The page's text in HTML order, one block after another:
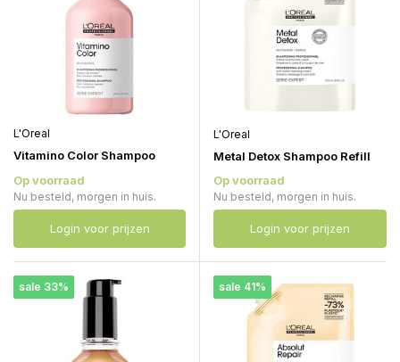
L'Oreal
Vitamino Color Shampoo
Op voorraad
Nu besteld, morgen in huis.
Login voor prijzen
L'Oreal
Metal Detox Shampoo Refill
Op voorraad
Nu besteld, morgen in huis.
Login voor prijzen
sale 33% sale 41%